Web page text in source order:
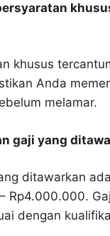
khusus
Anda
melamar.
gaji yang
ditawarkan
Rp4.000.000.
dengan